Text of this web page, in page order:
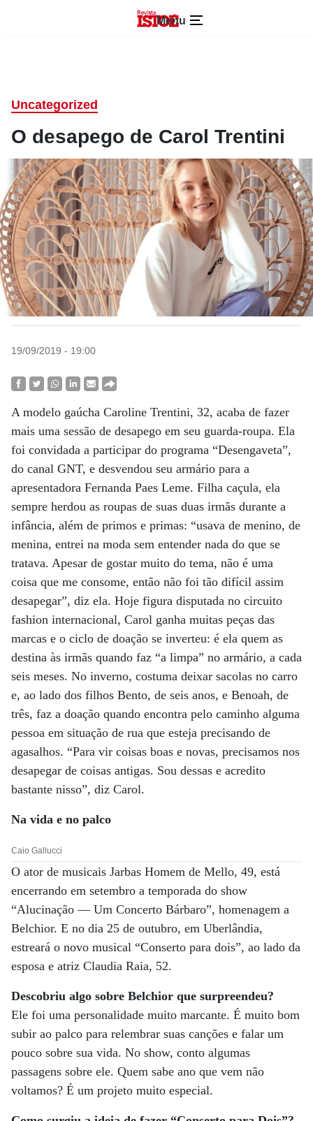
Menu
Uncategorized
O desapego de Carol Trentini
19/09/2019 - 19:00
A modelo gaúcha Caroline Trentini, 32, acaba de fazer
mais uma sessão de desapego em seu guarda-roupa. Ela
foi convidada a participar do programa “Desengaveta”,
do canal GNT, e desvendou seu armário para a
apresentadora Fernanda Paes Leme. Filha caçula, ela
sempre herdou as roupas de suas duas irmãs durante a
infância, além de primos e primas: “usava de menino, de
menina, entrei na moda sem entender nada do que se
tratava. Apesar de gostar muito do tema, não é uma
coisa que me consome, então não foi tão difícil assim
desapegar”, diz ela. Hoje figura disputada no circuito
fashion internacional, Carol ganha muitas peças das
marcas e o ciclo de doação se inverteu: é ela quem as
destina às irmãs quando faz “a limpa” no armário, a cada
seis meses. No inverno, costuma deixar sacolas no carro
e, ao lado dos filhos Bento, de seis anos, e Benoah, de
três, faz a doação quando encontra pelo caminho alguma
pessoa em situação de rua que esteja precisando de
agasalhos. “Para vir coisas boas e novas, precisamos nos
desapegar de coisas antigas. Sou dessas e acredito
bastante nisso”, diz Carol.
Na vida e no palco
Caio Gallucci
O ator de musicais Jarbas Homem de Mello, 49, está
encerrando em setembro a temporada do show
“Alucinação — Um Concerto Bárbaro”, homenagem a
Belchior. E no dia 25 de outubro, em Uberlândia,
estreará o novo musical “Conserto para dois”, ao lado da
esposa e atriz Claudia Raia, 52.
Descobriu algo sobre Belchior que surpreendeu?
Ele foi uma personalidade muito marcante. É muito bom
subir ao palco para relembrar suas canções e falar um
pouco sobre sua vida. No show, conto algumas
passagens sobre ele. Quem sabe ano que vem não
voltamos? É um projeto muito especial.